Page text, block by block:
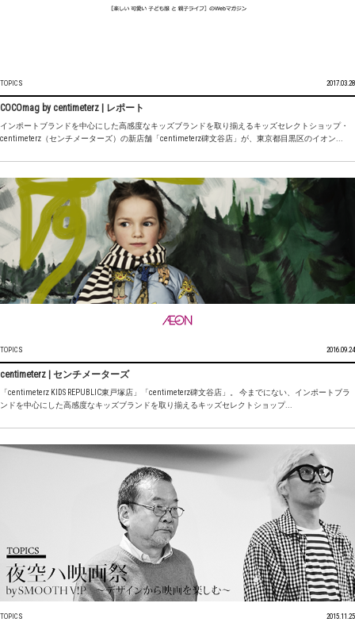
TOPICS 2017.03.28
COCOmag by centimeterz | レポート
インポートブランドを中心にした高感度なキッズブランドを取り揃えるキッズセレクトショップ・
centimeterz（センチメーターズ）の新店舗「centimeterz碑文谷店」が、東京都目黒区のイオン...
TOPICS 2016.09.24
centimeterz | センチメーターズ
「centimeterz KIDS REPUBLIC東戸塚店」「centimeterz碑文谷店」。 今までにない、インポートブラ
ンドを中心にした高感度なキッズブランドを取り揃えるキッズセレクトショップ...
TOPICS 2015.11.25